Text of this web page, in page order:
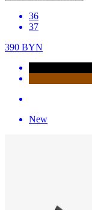
36
37
390 BYN
New